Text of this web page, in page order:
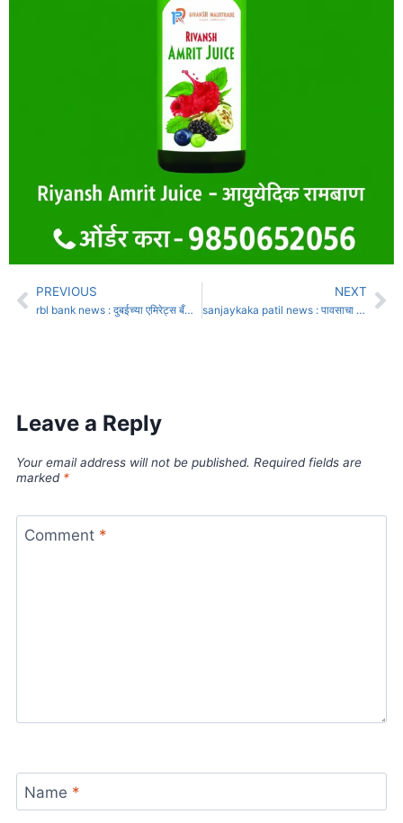
PREVIOUS
rbl bank news : दुबईच्या एमिरेट्स बँकेची आरबीएल बँकेत 3 अब्ज डॉलर्सच्या गुंतवणुकीला सरकारची मंजुरी
NEXT
sanjaykaka patil news : पावसाचा अहवाल बदलला; कृषी सहाय्यक व वीमा कंपनीची मिलीभगत: संजयकाका पाटील
Leave a Reply
Your email address will not be published. Required fields are
marked *
Comment *
Name *